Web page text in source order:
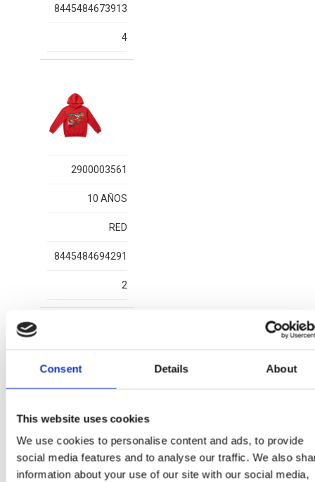
Consent Details About
This website uses cookies
We use cookies to personalise content and ads, to provide
social media features and to analyse our traffic. We also
information about your use of our site with our social media,
8445484673913
4
2900003561
10 AÑOS
RED
8445484694291
2
Plus d'articles CARS